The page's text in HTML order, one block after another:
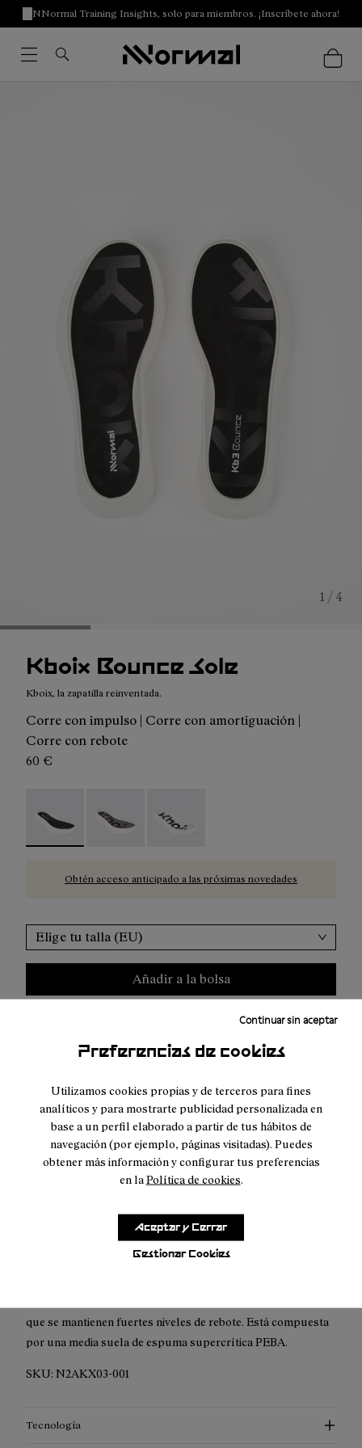
Preferencias de cookies
Utilizamos cookies propias y de terceros para fines
analíticos y para mostrarte publicidad personalizada en
base a un perfil elaborado a partir de tus hábitos de
navegación (por ejemplo, páginas visitadas). Puedes
obtener más información y configurar tus preferencias
en laPolítica de cookies.
Gestionar Cookies
Continuar sin aceptar
Aceptar y Cerrar
NNormal Training Insights, solo para miembros. ¡Inscríbete ahora!
1 / 4
Kboix Bounce Sole
Kboix, la zapatilla reinventada.
Corre con impulso | Corre con amortiguación |
Corre con rebote
60 €
Obtén acceso anticipado a las próximas novedades
Elige tu talla (EU)
Añadir a la bolsa
Envío gratuito a partir de 100€
Entrega urgente con neutralidad climática disponible.
Elige esta media suela cuando quieras una media suela muy
reactiva que aun así se note suave. Esta media suela te ofrece
que se mantienen fuertes niveles de rebote. Está compuesta
por una media suela de espuma supercrítica PEBA.
SKU: N2AKX03-001
Tecnología